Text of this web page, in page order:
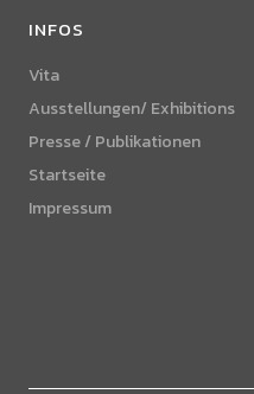
INFOS
Vita
Ausstellungen/ Exhibitions
Presse / Publikationen
Startseite
Impressum